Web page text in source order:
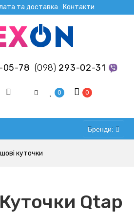
та доставка Контакти
05-78 (098) 293-02-31
0 0
Бренди:
куточки
Qtap